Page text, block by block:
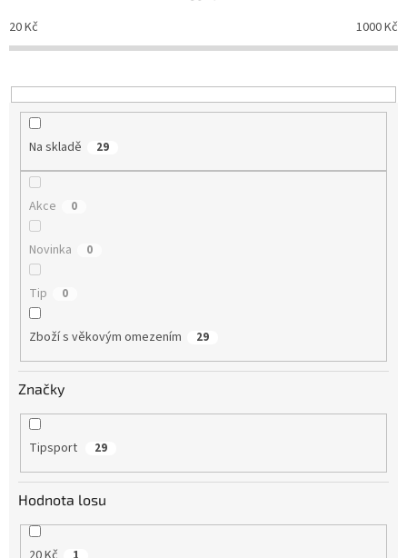
p
r
o
u
20Kč 1000Kč
Na skladě 29
Akce 0
Novinka 0
Tip 0
Zboží s věkovým omezením 29
Značky
Tipsport 29
Hodnota losu